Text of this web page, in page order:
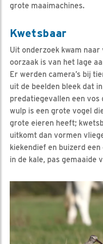
grote maaimachines.
Kwetsbaar
Uit onderzoek kwam
oorzaak is van het lage
Er werden camera’s bij
uit de beelden bleek dat
predatiegevallen een vos
wulp is een grote vogel
grote eieren heeft;
uitkomt dan vormen
kiekendief en buizerd
in de kale, pas gemaaide